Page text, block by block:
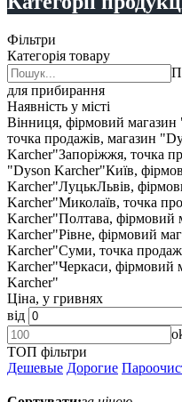
Фільтри
Категорія товару
для прибирання
Наявність у місті
Вінниця, фірмовий
точка продажів, магазин
Karcher"Запоріжжя, точка
"Dyson Karcher"Київ,
Karcher"ЛуцькЛьвів,
Karcher"Миколаїв, точка
Karcher"Полтава, фірмовий
Karcher"Рівне, фірмовий
Karcher"Суми, точка
Karcher"Черкаси, фірмовий
Karcher"
Ціна, у гривнях
від
ТОП фільтри
Дешевые Дорогие